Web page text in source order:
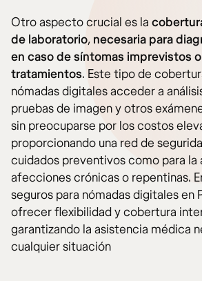
Otro aspecto crucial es la
de laboratorio, necesaria para
en caso de síntomas imprevistos
tratamientos. Este tipo de
nómadas digitales acceder a
pruebas de imagen y otros
sin preocuparse por los costos
proporcionando una red de
cuidados preventivos como para la
afecciones crónicas o repentinas.
seguros para nómadas digitales en
ofrecer flexibilidad y cobertura
garantizando la asistencia médica
cualquier situación​